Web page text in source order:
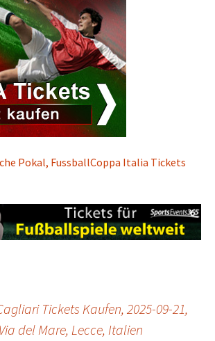
Pokal, FussballCoppa Italia Tickets
Tickets Kaufen, 2025-09-21,
del Mare, Lecce, Italien